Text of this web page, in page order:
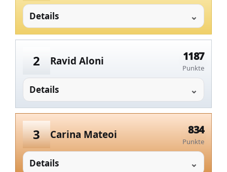
Details
2 Ravid Aloni 1187
Punkte
Details
3 Carina Mateoi 834
Punkte
Details